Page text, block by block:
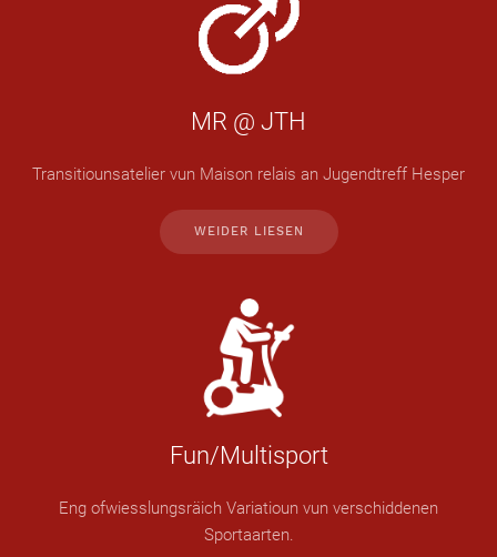
MR @ JTH
Transitiounsatelier vun Maison relais an Jugendtreff Hesper
WEIDER LIESEN
Fun/Multisport
Eng ofwiesslungsräich Variatioun vun verschiddenen
Sportaarten.